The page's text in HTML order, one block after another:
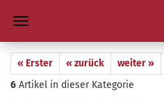
« Erster « zurück weiter »
6 Artikel in dieser Kategorie